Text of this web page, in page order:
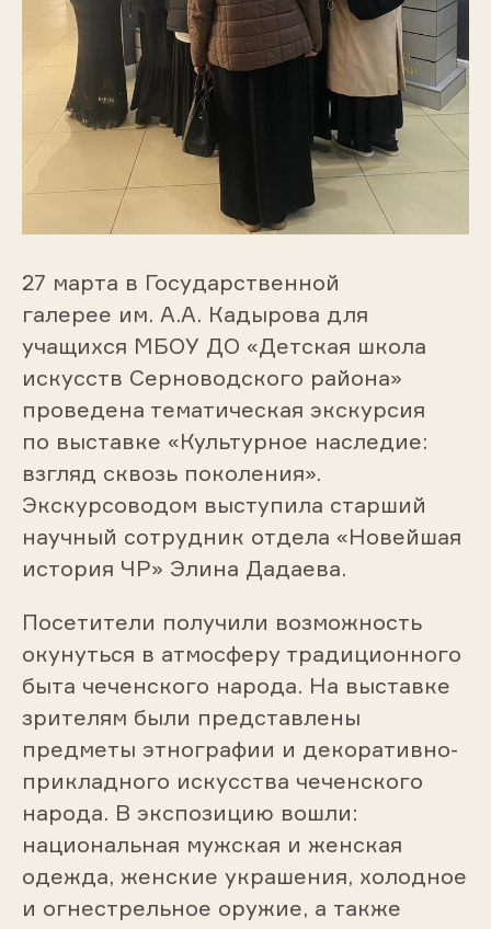
27 марта в Государственной
галерее им. А.А. Кадырова для
учащихся МБОУ ДО «Детская школа
искусств Серноводского района»
проведена тематическая экскурсия
по выставке «Культурное наследие:
взгляд сквозь поколения».
Экскурсоводом выступила старший
научный сотрудник отдела «Новейшая
история ЧР» Элина Дадаева.
Посетители получили возможность
окунуться в атмосферу традиционного
быта чеченского народа. На выставке
зрителям были представлены
предметы этнографии и декоративно-
прикладного искусства чеченского
народа. В экспозицию вошли:
национальная мужская и женская
одежда, женские украшения, холодное
и огнестрельное оружие, а также